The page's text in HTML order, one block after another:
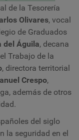
de la Tesorería
Olivares, vocal
de Graduados
del Águila, decana
Trabajo de la
, directora territorial
Crespo,
además de otros
del siglo
la seguridad en el